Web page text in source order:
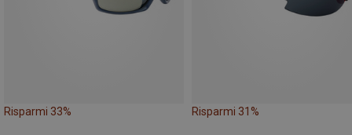
Risparmi 33% Risparmi 31%